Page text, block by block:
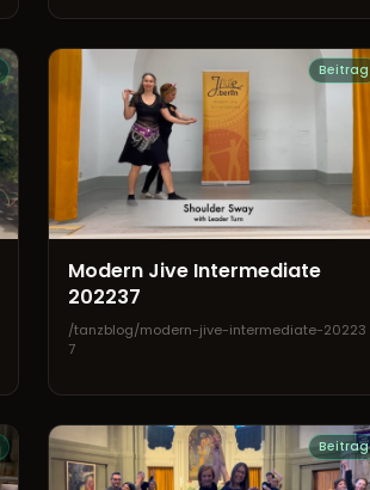
Beitrag
Modern Jive Intermediate
202237
/tanzblog/modern-jive-intermediate-20223
7
Beitrag